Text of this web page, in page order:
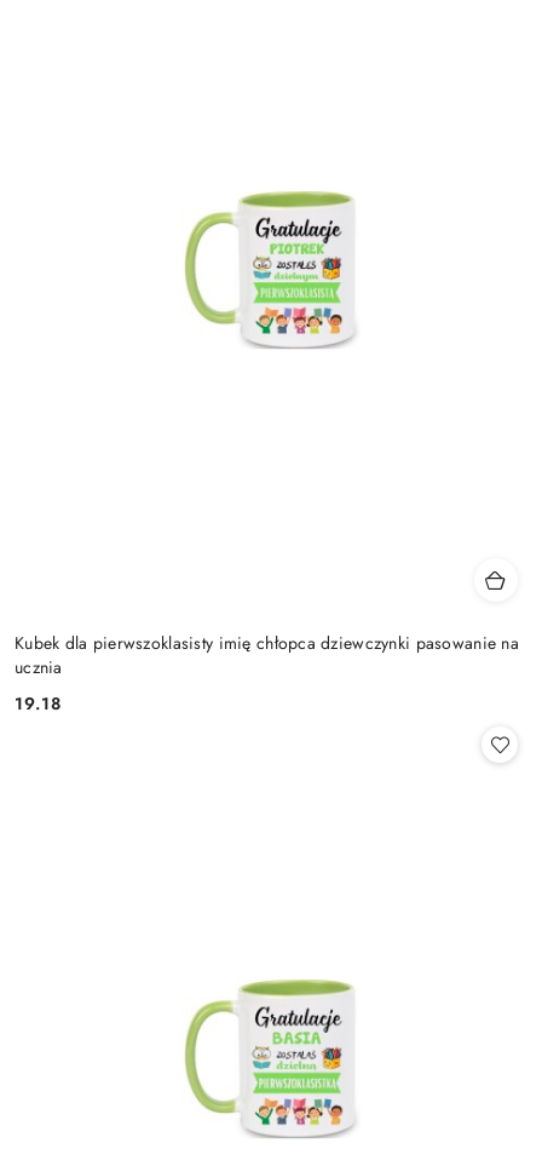
Kubek dla pierwszoklasisty imię chłopca dziewczynki pasowanie na
ucznia
Cena:
19.18